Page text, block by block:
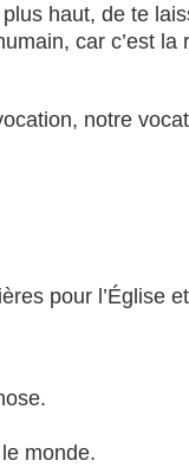
haut, de te
car c’est la
notre
pour l’Église
monde.